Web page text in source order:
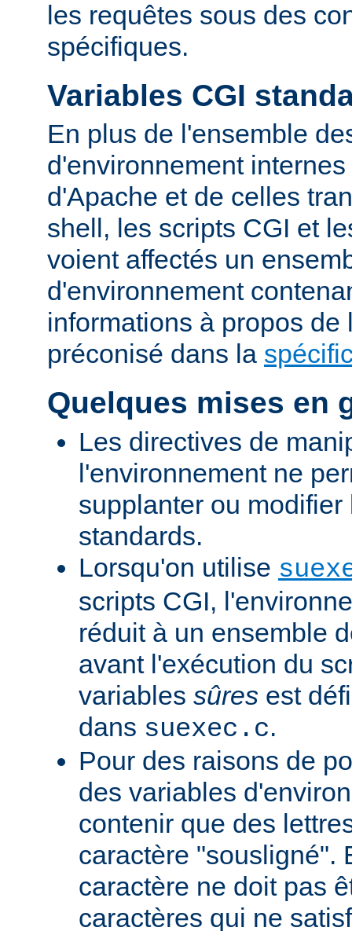
les requêtes sous des
spécifiques.
Variables CGI
En plus de l'ensemble
d'environnement
d'Apache et de celles
shell, les scripts CGI et
voient affectés un
d'environnement
informations à propos de
préconisé dans la
Quelques mises en
Les directives de
l'environnement ne
supplanter ou
standards.
Lorsqu'on utilise
scripts CGI,
réduit à un ensemble
avant l'exécution du
variables sûres est
dans suexec.c.
Pour des raisons de
des variables
contenir que des
caractère "sousligné".
caractère ne doit pas
caractères qui ne